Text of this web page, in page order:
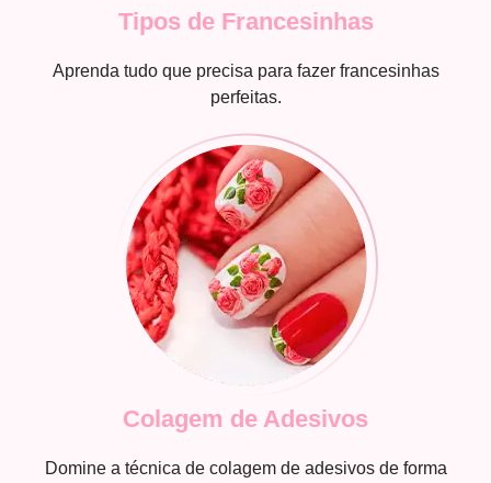
Tipos de Francesinhas
Aprenda tudo que precisa para fazer francesinhas
perfeitas.
Colagem de Adesivos
Domine a técnica de colagem de adesivos de forma